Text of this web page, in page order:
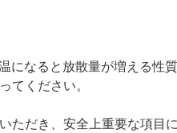
なると放散量が増える性
てください。
ただき、安全上重要な項目